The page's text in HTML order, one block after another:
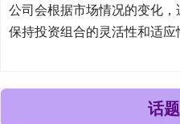
公司会根据市场情况的变化
保持投资组合的灵活性和适应
话